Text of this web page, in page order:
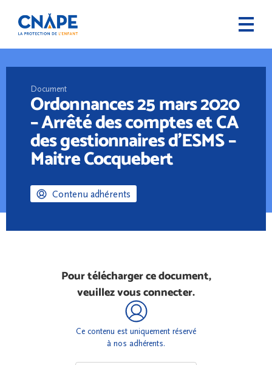
Document
Ordonnances 25 mars 2020
– Arrêté des comptes et CA
des gestionnaires d’ESMS –
Maitre Cocquebert
Contenu adhérents
Pour télécharger ce document,
veuillez vous connecter.
Ce contenu est uniquement réservé
à nos adhérents.